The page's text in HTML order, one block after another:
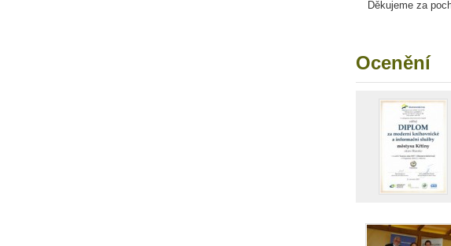
Děkujeme za
Ocenění